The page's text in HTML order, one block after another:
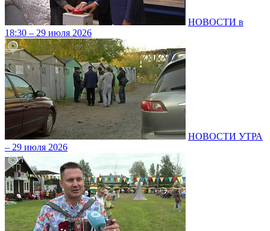
НОВОСТИ в
18:30 – 29 июля 2026
НОВОСТИ УТРА
– 29 июля 2026